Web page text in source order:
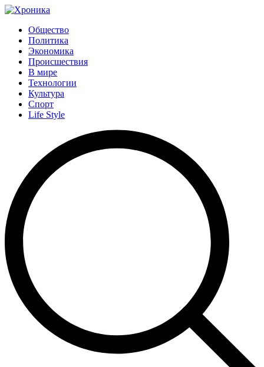
Общество
Политика
Экономика
Происшествия
В мире
Технологии
Культура
Спорт
Life Style